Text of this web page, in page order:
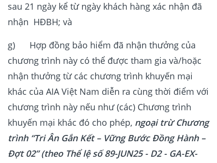
sau 21 ngày kể từ ngày khách hàng xác nhận đã
nhận HĐBH; và
g) Hợp đồng bảo hiểm đã nhận thưởng của
chương trình này có thể được tham gia và/hoặc
nhận thưởng từ các chương trình khuyến mại
khác của AIA Việt Nam diễn ra cùng thời điểm với
chương trình này nếu như (các) Chương trình
khuyến mại khác đó cho phép, ngoại trừ Chương
trình “Tri Ân Gắn Kết – Vững Bước Đồng Hành –
Đợt 02” (theo Thể lệ số 89-JUN25 - D2 - GA-EX-